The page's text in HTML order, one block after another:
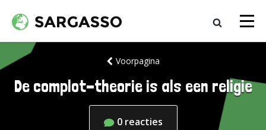
Voorpagina
De complot-theorie is als een religie
0 reacties